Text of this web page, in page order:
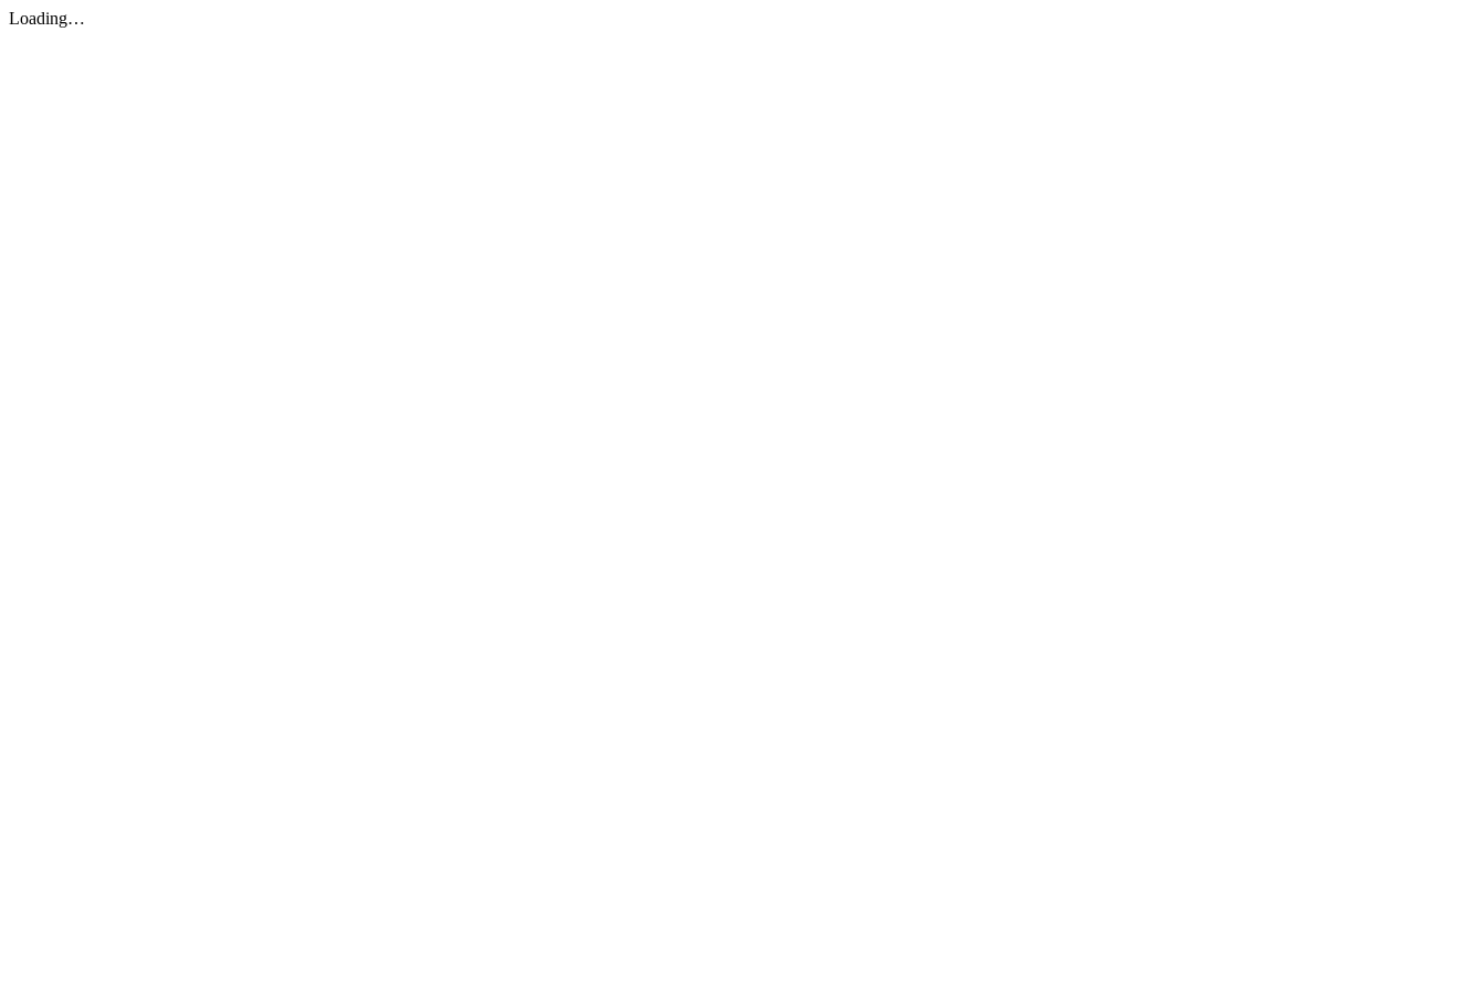
Loading…